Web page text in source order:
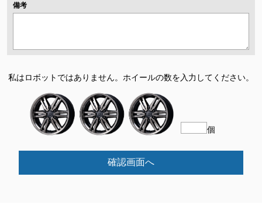
備考
私はロボットではありません。 ホイールの数を入力してください。
個
確認画面へ